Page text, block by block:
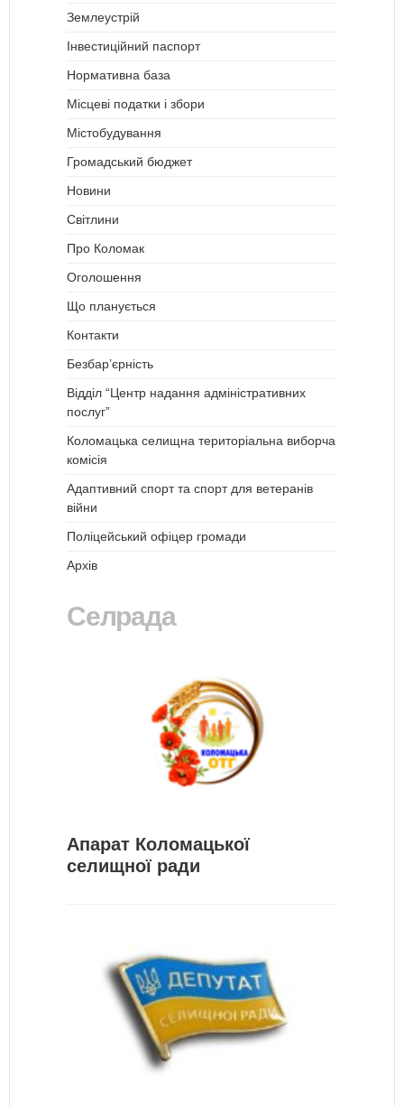
Землеустрій
Інвестиційний паспорт
Нормативна база
Місцеві податки і збори
Містобудування
Громадський бюджет
Новини
Світлини
Про Коломак
Оголошення
Що планується
Контакти
Безбар’єрність
Відділ “Центр надання адміністративних
послуг”
Коломацька селищна територіальна виборча
комісія
Адаптивний спорт та спорт для ветеранів
війни
Поліцейський офіцер громади
Архів
Селрада
Апарат Коломацької
селищної ради